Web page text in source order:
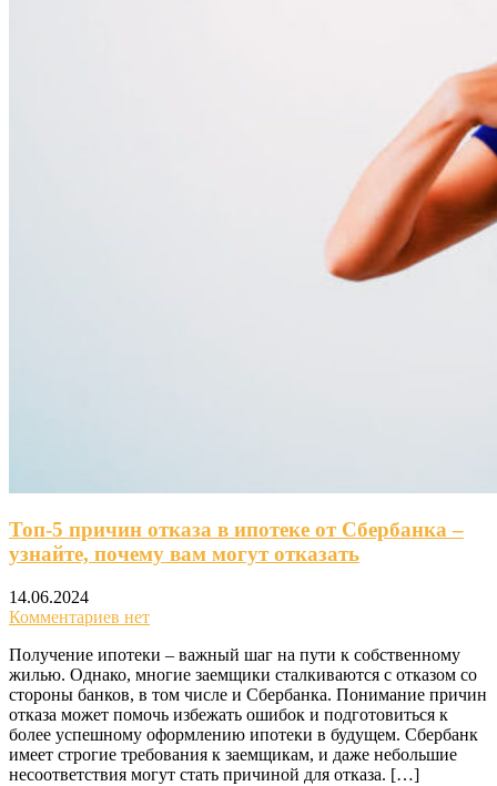
Топ-5 причин отказа в ипотеке от Сбербанка –
узнайте, почему вам могут отказать
14.06.2024
Комментариев нет
Получение ипотеки – важный шаг на пути к собственному
жилью. Однако, многие заемщики сталкиваются с отказом со
стороны банков, в том числе и Сбербанка. Понимание причин
отказа может помочь избежать ошибок и подготовиться к
более успешному оформлению ипотеки в будущем. Сбербанк
имеет строгие требования к заемщикам, и даже небольшие
несоответствия могут стать причиной для отказа. […]